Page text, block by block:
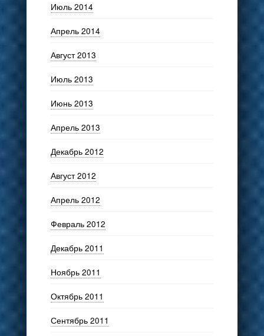
Июль 2014
Апрель 2014
Август 2013
Июль 2013
Июнь 2013
Апрель 2013
Декабрь 2012
Август 2012
Апрель 2012
Февраль 2012
Декабрь 2011
Ноябрь 2011
Октябрь 2011
Сентябрь 2011